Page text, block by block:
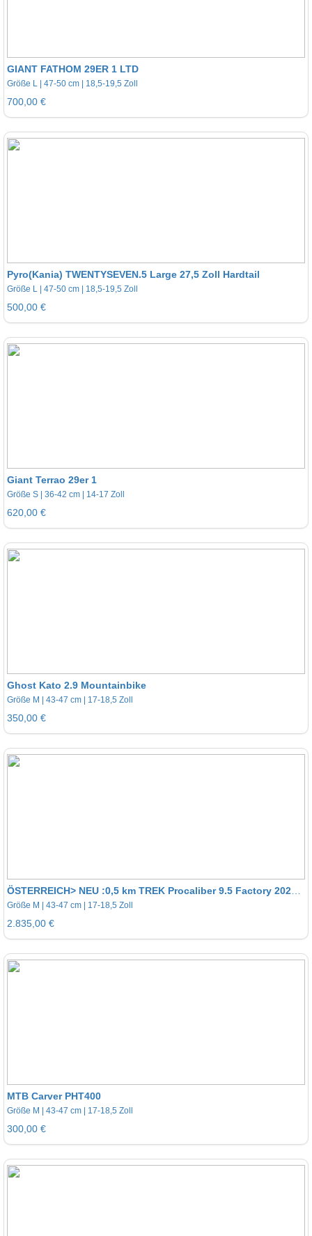
GIANT FATHOM 29ER 1 LTD
Größe L | 47-50 cm | 18,5-19,5 Zoll
700,00 €
Pyro(Kania) TWENTYSEVEN.5 Large 27,5 Zoll Hardtail
Größe L | 47-50 cm | 18,5-19,5 Zoll
500,00 €
Giant Terrao 29er 1
Größe S | 36-42 cm | 14-17 Zoll
620,00 €
Ghost Kato 2.9 Mountainbike
Größe M | 43-47 cm | 17-18,5 Zoll
350,00 €
ÖSTERREICH> NEU :0,5 km TREK Procaliber 9.5 Factory 2025 | Größe ML | Preis VHB, Carbon Hardtail
Größe M | 43-47 cm | 17-18,5 Zoll
2.835,00 €
MTB Carver PHT400
Größe M | 43-47 cm | 17-18,5 Zoll
300,00 €